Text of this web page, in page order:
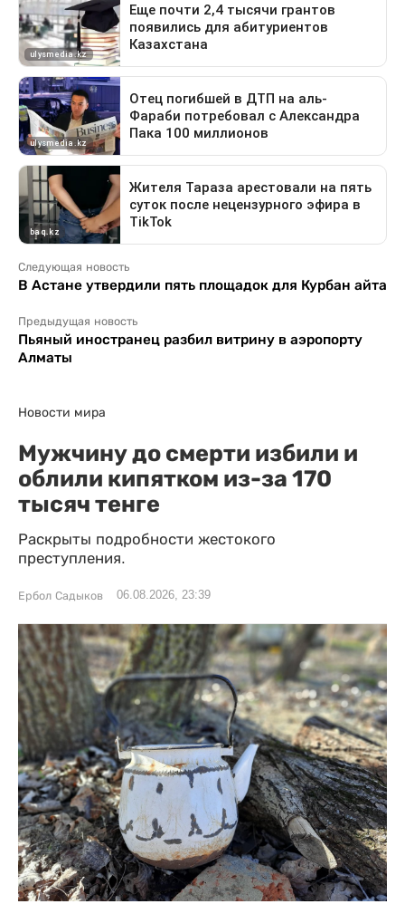
Следующая новость
В Астане утвердили пять площадок для Курбан айта
Предыдущая новость
Пьяный иностранец разбил витрину в аэропорту
Алматы
Новости мира
Мужчину до смерти избили и
облили кипятком из-за 170
тысяч тенге
Раскрыты подробности жестокого
преступления.
Ербол Садыков 06.08.2026, 23:39